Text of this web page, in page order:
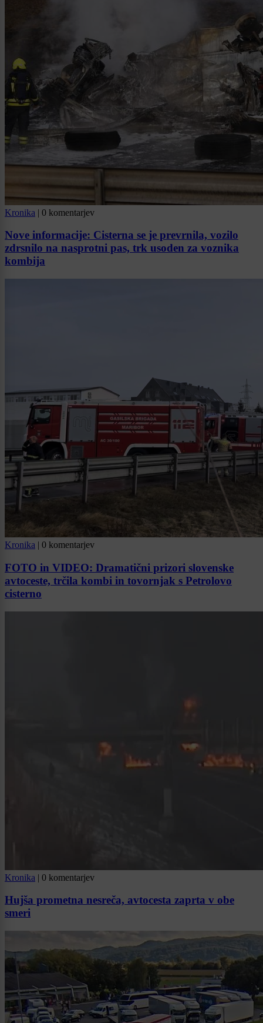
Kronika | 0 komentarjev
Nove informacije: Cisterna se je prevrnila, vozilo
zdrsnilo na nasprotni pas, trk usoden za voznika
kombija
Kronika | 0 komentarjev
FOTO in VIDEO: Dramatični prizori slovenske
avtoceste, trčila kombi in tovornjak s Petrolovo
cisterno
Kronika | 0 komentarjev
Hujša prometna nesreča, avtocesta zaprta v obe
smeri